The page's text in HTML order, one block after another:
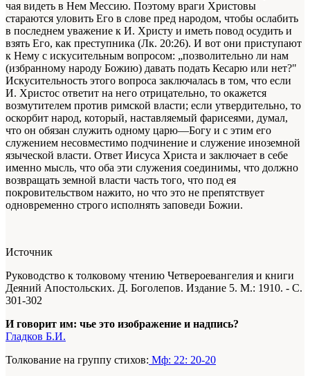
чая видеть в Нем Мессию. Поэтому враги Христовы
стараются уловить Его в слове пред народом, чтобы ослабить
в последнем уважение к И. Христу и иметь повод осудить и
взять Его, как преступника (Лк. 20:26). И вот они приступают
к Нему с искусительным вопросом: „позволительно ли нам
(избранному народу Божию) давать подать Кесарю или нет?"
Искусительность этого вопроса заключалась в том, что если
И. Христос ответит на него отрицательно, то окажется
возмутителем против римской власти; если утвердительно, то
оскорбит народ, который, наставляемый фарисеями, думал,
что он обязан служить одному царю—Богу и с этим его
служением несовместимо подчинение и служение иноземной
языческой власти. Ответ Иисуса Христа и заключает в себе
именно мысль, что оба эти служения соединимы, что должно
возвращать земной власти часть того, что под ея
покровительством нажито, но что это не препятствует
одновременно строго исполнять заповеди Божии.
Источник
Руководство к толковому чтению Четвероевангелия и книги
Деяний Апостольских. Д. Боголепов. Издание 5. М.: 1910. - С.
301-302
И говорит им: чье это изображение и надпись?
Гладков Б.И.
Толкование на группу стихов: Мф: 22: 20-20